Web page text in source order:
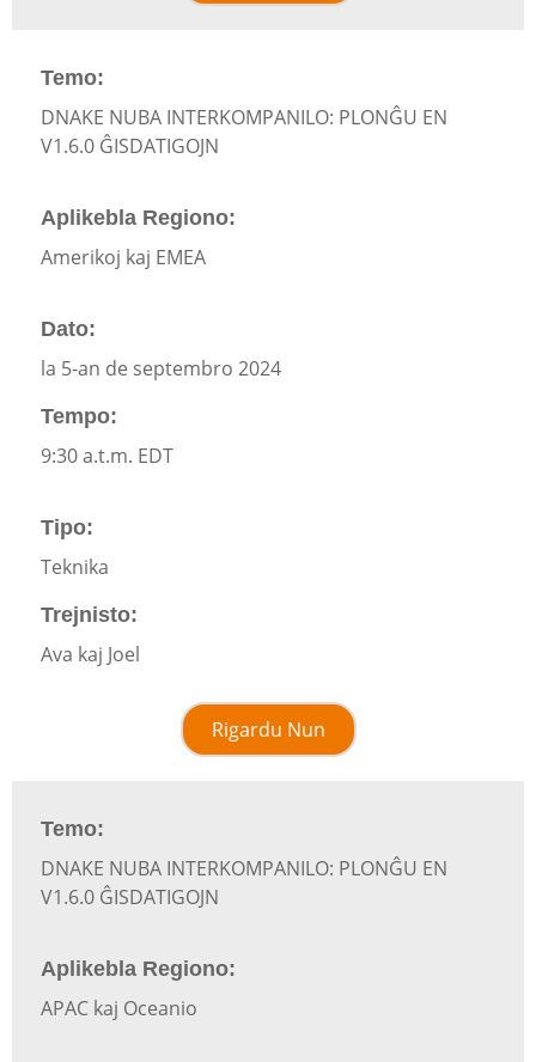
Temo:
DNAKE NUBA INTERKOMPANILO: PLONĜU EN
V1.6.0 ĜISDATIGOJN
Aplikebla Regiono:
Amerikoj kaj EMEA
Dato:
la 5-an de septembro 2024
Tempo:
9:30 a.t.m. EDT
Tipo:
Teknika
Trejnisto:
Ava kaj Joel
Rigardu Nun
Temo:
DNAKE NUBA INTERKOMPANILO: PLONĜU EN
V1.6.0 ĜISDATIGOJN
Aplikebla Regiono:
APAC kaj Oceanio